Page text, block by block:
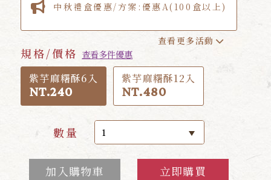
中秋禮盒優惠/方案:優惠A(100盒以上)
查看更多活動
規格/價格 查看多件優惠
紫芋麻糬酥6入
NT.240
紫芋麻糬酥12入
NT.480
數量
加入購物車 立即購買